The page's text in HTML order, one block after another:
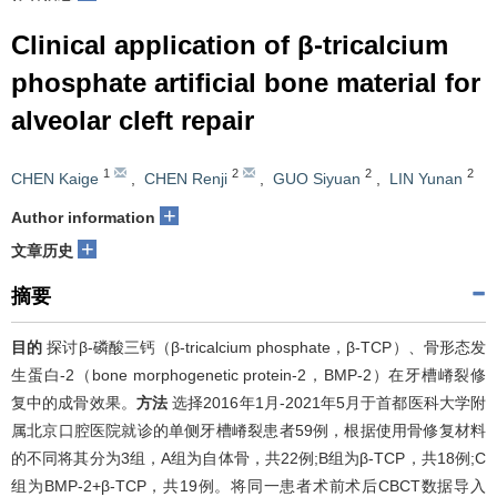
Clinical application of β-tricalcium
phosphate artificial bone material for
alveolar cleft repair
CHEN Kaige 1 CHEN Renji 2 GUO Siyuan 2 LIN Yunan 2
Author information +
文章历史 +
摘要
目的 探讨β-磷酸三钙（β-tricalcium phosphate，β-TCP）、骨形态发
生蛋白-2（bone morphogenetic protein-2，BMP-2）在牙槽嵴裂修
复中的成骨效果。 方法 选择2016年1月-2021年5月于首都医科大学附
属北京口腔医院就诊的单侧牙槽嵴裂患者59例，根据使用骨修复材料
的不同将其分为3组，A组为自体骨，共22例;B组为β-TCP，共18例;C
组为BMP-2+β-TCP，共19例。将同一患者术前术后CBCT数据导入